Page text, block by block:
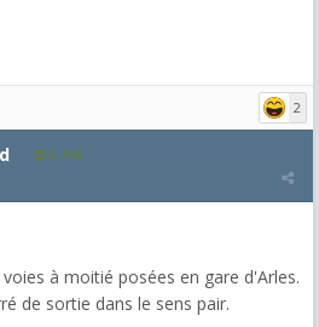
2
5,718
à moitié posées en gare d'Arles.
de sortie dans le sens pair.